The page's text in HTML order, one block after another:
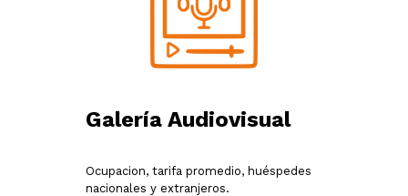
Galería Audiovisual
Ocupacion, tarifa promedio, huéspedes
nacionales y extranjeros.